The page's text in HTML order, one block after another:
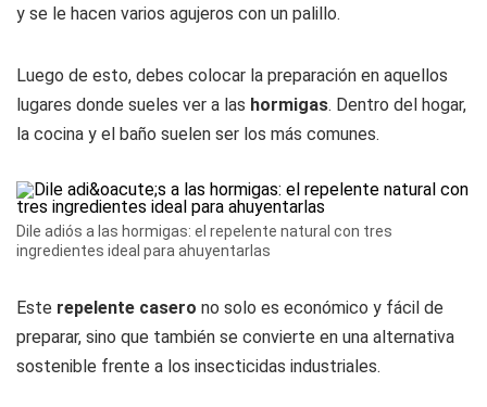
y se le hacen varios agujeros con un palillo.
Luego de esto, debes colocar la preparación en aquellos
lugares donde sueles ver a las hormigas. Dentro del hogar,
la cocina y el baño suelen ser los más comunes.
Dile adiós a las hormigas: el repelente natural con tres
ingredientes ideal para ahuyentarlas
Este repelente casero no solo es económico y fácil de
preparar, sino que también se convierte en una alternativa
sostenible frente a los insecticidas industriales.